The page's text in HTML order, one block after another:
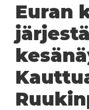
Euran